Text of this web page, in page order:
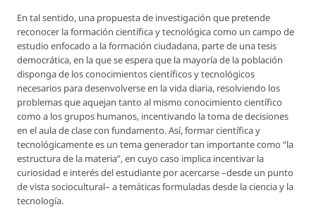
En tal sentido, una propuesta de investigación que pretende
reconocer la formación científica y tecnológica como un campo de
estudio enfocado a la formación ciudadana, parte de una tesis
democrática, en la que se espera que la mayoría de la población
disponga de los conocimientos científicos y tecnológicos
necesarios para desenvolverse en la vida diaria, resolviendo los
problemas que aquejan tanto al mismo conocimiento científico
como a los grupos humanos, incentivando la toma de decisiones
en el aula de clase con fundamento. Así, formar científica y
tecnológicamente es un tema generador tan importante como “la
estructura de la materia”, en cuyo caso implica incentivar la
curiosidad e interés del estudiante por acercarse –desde un punto
de vista sociocultural– a temáticas formuladas desde la ciencia y la
tecnología.